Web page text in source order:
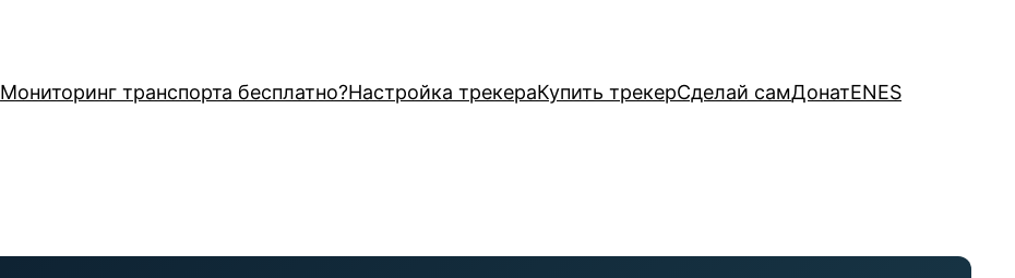
Мониторинг транспорта бесплатно?Настройка трекераКупить трекерСделай самДонатENES